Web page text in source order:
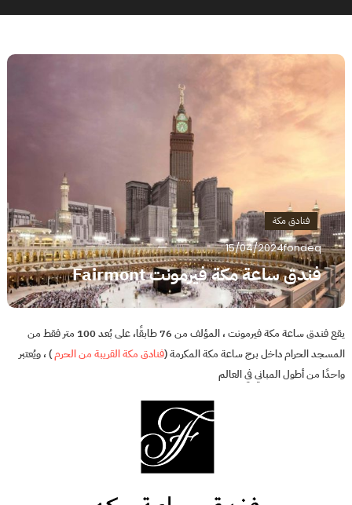
فنادق مكة
15/04/2024fondeq
فندق ساعة مكة فيرمونت Fairmont
يقع فندق ساعة مكة فيرمونت ، المؤلف من 76 طابقًا، على بُعد 100 متر فقط من
المسجد الحرام داخل برج ساعة مكة المكرمة (فنادق مكة القريبة من الحرم) ، ويُعتبر
واحدًا من أطول المباني في العالم